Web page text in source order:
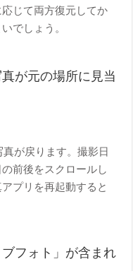
じて両方復元してか
でしょう。
が元の場所に見当
が戻ります。撮影日
前後をスクロールし
プリを再起動すると
フォト」が含まれ